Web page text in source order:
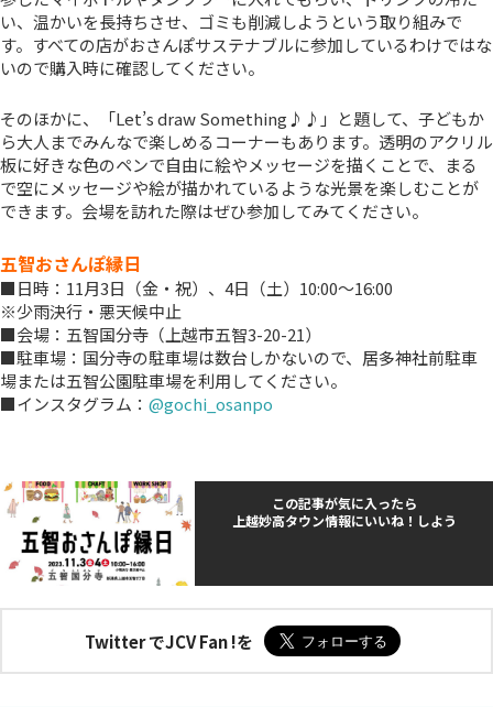
い、温かいを長持ちさせ、ゴミも削減しようという取り組みで
す。すべての店がおさんぽサステナブルに参加しているわけではな
いので購入時に確認してください。
そのほかに、「Let’s draw Something♪♪」と題して、子どもか
ら大人までみんなで楽しめるコーナーもあります。透明のアクリル
板に好きな色のペンで自由に絵やメッセージを描くことで、まる
で空にメッセージや絵が描かれているような光景を楽しむことが
できます。会場を訪れた際はぜひ参加してみてください。
五智おさんぽ縁日
■日時：11月3日（金・祝）、4日（土）10:00～16:00
※少雨決行・悪天候中止
■会場：五智国分寺（上越市五智3-20-21）
■駐車場：国分寺の駐車場は数台しかないので、居多神社前駐車
場または五智公園駐車場を利用してください。
■インスタグラム： @gochi_osanpo
この記事が気に入ったら
上越妙高タウン情報にいいね！しよう
Twitter でJCV Fan !を